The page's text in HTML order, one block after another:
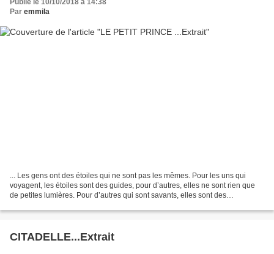
Publié le 10/10/2018 à 14:38
Par emmila
... Les gens ont des étoiles qui ne sont pas les mêmes. Pour les uns qui
voyagent, les étoiles sont des guides, pour d’autres, elles ne sont rien que
de petites lumières. Pour d’autres qui sont savants, elles sont des
CITADELLE...Extrait